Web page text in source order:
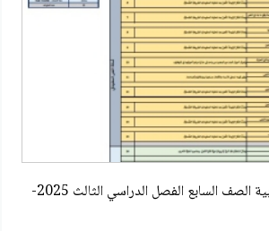
هيكل امتحان اللغة العربية الصف السابع الفصل الدراسي الثالث 2025-